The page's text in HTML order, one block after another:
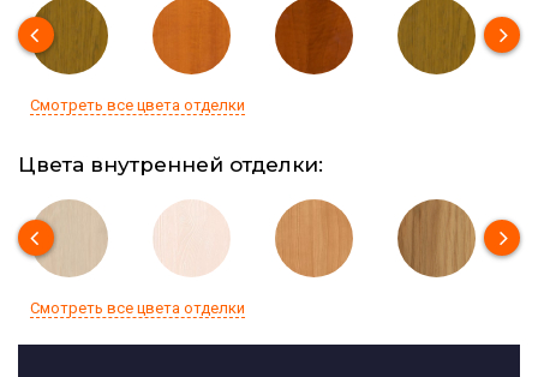
Смотреть все цвета отделки
Цвета внутренней отделки:
Смотреть все цвета отделки